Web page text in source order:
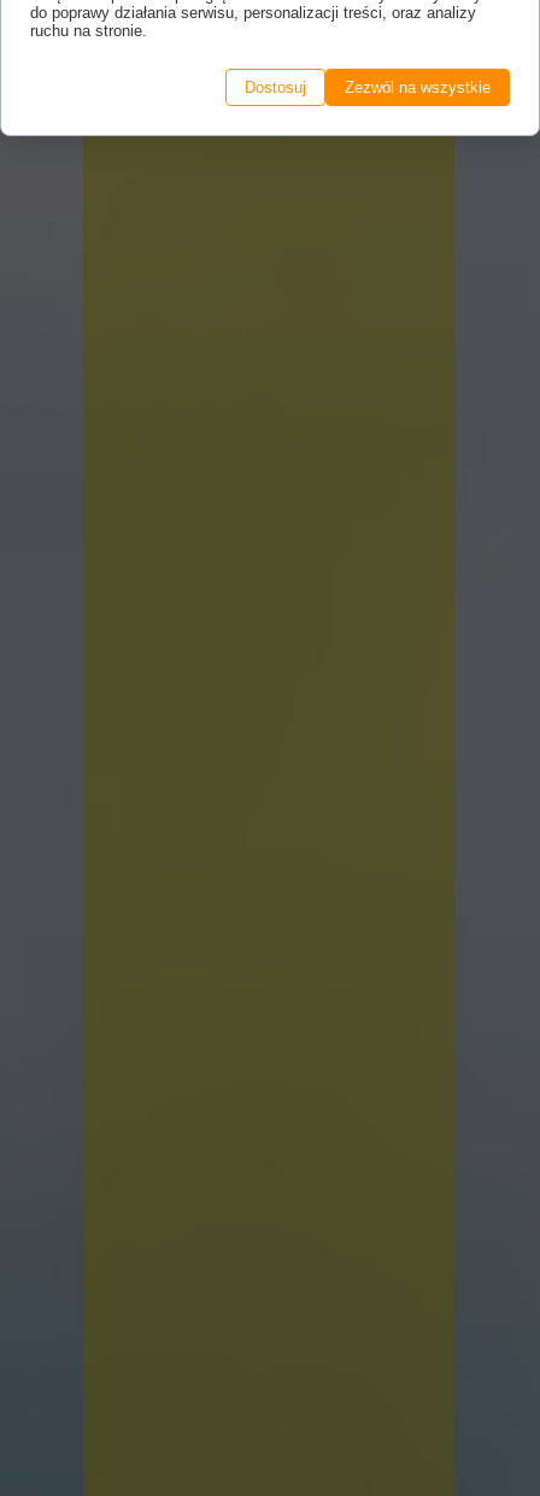
do poprawy działania serwisu, personalizacji treści, oraz analizy
ruchu na stronie.
Dostosuj Zezwól na wszystkie